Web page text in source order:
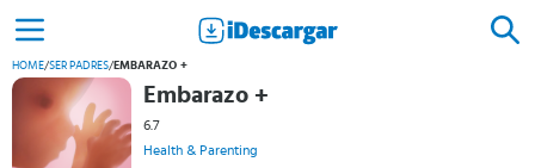
HOME/SER PADRES/ EMBARAZO +
Embarazo +
6.7
Health & Parenting